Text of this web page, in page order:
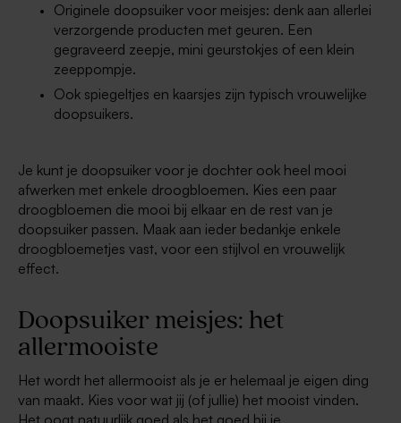
Originele doopsuiker voor meisjes: denk aan allerlei
verzorgende producten met geuren. Een
gegraveerd zeepje, mini geurstokjes of een klein
zeeppompje.
Ook spiegeltjes en kaarsjes zijn typisch vrouwelijke
doopsuikers.
Je kunt je doopsuiker voor je dochter ook heel mooi
afwerken met enkele droogbloemen. Kies een paar
droogbloemen die mooi bij elkaar en de rest van je
doopsuiker passen. Maak aan ieder bedankje enkele
droogbloemetjes vast, voor een stijlvol en vrouwelijk
effect.
Doopsuiker meisjes: het
allermooiste
Het wordt het allermooist als je er helemaal je eigen ding
van maakt. Kies voor wat jij (of jullie) het mooist vinden.